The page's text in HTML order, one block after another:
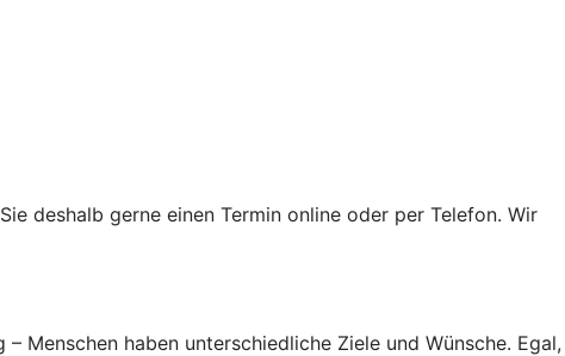
deshalb gerne einen Termin online oder per Telefon. Wir
Menschen haben unterschiedliche Ziele und Wünsche. Egal,